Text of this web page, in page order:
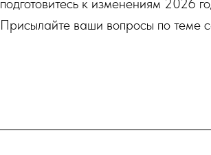
подготовитесь к изменениям 2026
Присылайте ваши вопросы по теме